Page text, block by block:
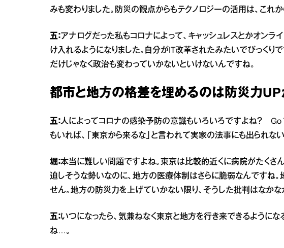
みも変わりました。防災の観点からもテクノロジーの活用は、これか
五： アナログだった私もコロナによって、キャッシュレスとかオン
け入れるようになりました。自分がIT改革されたみたいでびっくり
だけじゃなく政治も変わっていかないといけないんですね。
都市と地方の格差を埋めるのは防災力UP
五：人によってコロナの感染予防の意識もいろいろですよね？ Go
もいれば、「東京から来るな」と言われて実家の法事にも出られな
堀：本当に難しい問題ですよね。東京は比較的近くに病院がたくさ
迫しそうな勢いなのに、地方の医療体制はさらに脆弱なんですね
せん。地方の防災力を上げていかない限り、そうした批判はなかな
五：いつになったら、気兼ねなく東京と地方を行き来できるように
ね…。